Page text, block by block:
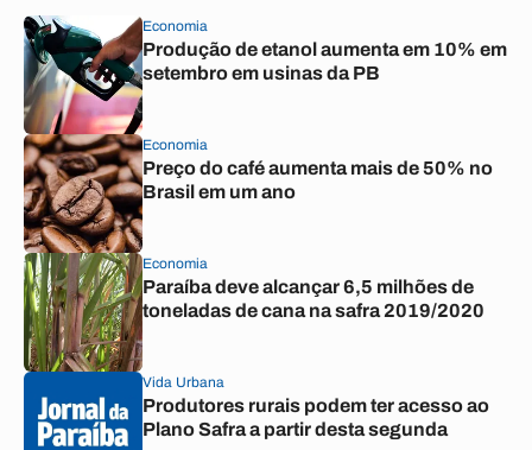
Economia
Produção de etanol aumenta em 10% em
setembro em usinas da PB
Economia
Preço do café aumenta mais de 50% no
Brasil em um ano
Economia
Paraíba deve alcançar 6,5 milhões de
toneladas de cana na safra 2019/2020
Vida Urbana
Produtores rurais podem ter acesso ao
Plano Safra a partir desta segunda